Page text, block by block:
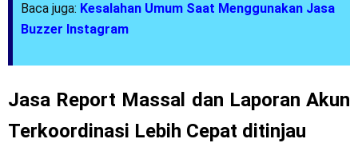
Baca juga: Kesalahan Umum Saat Menggunakan Jasa
Buzzer Instagram
Jasa Report Massal dan Laporan Akun
Terkoordinasi Lebih Cepat ditinjau